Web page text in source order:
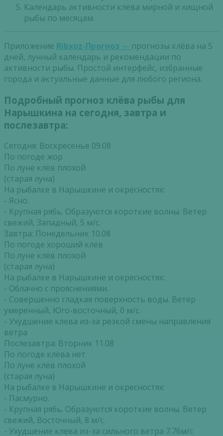
Календарь активности клёва мирной и хищной
рыбы по месяцам.
Приложение Ribxoz-Прогноз — прогнозы клёва на 5
дней, лунный календарь и рекомендации по
активности рыбы. Простой интерфейс, избранные
города и актуальные данные для любого региона.
Подробный прогноз клёва рыбы для
Нарышкина на сегодня, завтра и
послезавтра:
Сегодня: Воскресенье 09.08
По погоде жор
По луне клёв плохой
(старая луна)
На рыбалке в Нарышкине и окресностях:
- Ясно.
- Крупная рябь. Образуются короткие волны. Ветер
свежий, Западный, 5 м/с.
Завтра: Понедельник 10.08
По погоде хороший клёв
По луне клёв плохой
(старая луна)
На рыбалке в Нарышкине и окресностях:
- Облачно с прояснениями.
- Совершенно гладкая поверхность воды. Ветер
умеренный, Юго-восточный, 0 м/с.
- Ухудшение клева из-за резкой смены направления
ветра
Послезавтра: Вторник 11.08
По погоде клёва нет
По луне клёв плохой
(старая луна)
На рыбалке в Нарышкине и окресностях:
- Пасмурно.
- Крупная рябь. Образуются короткие волны. Ветер
свежий, Восточный, 8 м/с.
- Ухудшение клева из-за сильного ветра 7.76м/с